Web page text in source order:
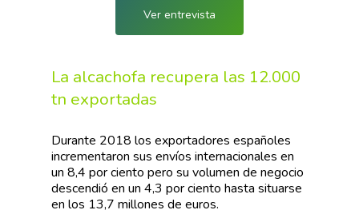
Ver entrevista
La alcachofa recupera las 12.000
tn exportadas
Durante 2018 los exportadores españoles
incrementaron sus envíos internacionales en
un 8,4 por ciento pero su volumen de negocio
descendió en un 4,3 por ciento hasta situarse
en los 13,7 millones de euros.